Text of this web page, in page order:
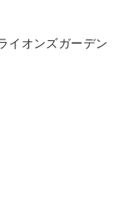
イオンズガーデン